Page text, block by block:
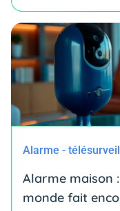
Alarme -
Alarme maison
monde fait